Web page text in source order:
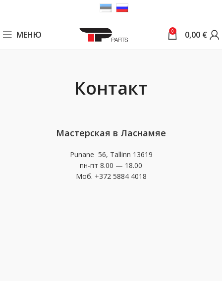
МЕНЮ 0 0,00 €
Контакт
Мастерская в Ласнамяе
Punane 56, Tallinn 13619
пн-пт 8.00 — 18.00
Моб. +372 5884 4018